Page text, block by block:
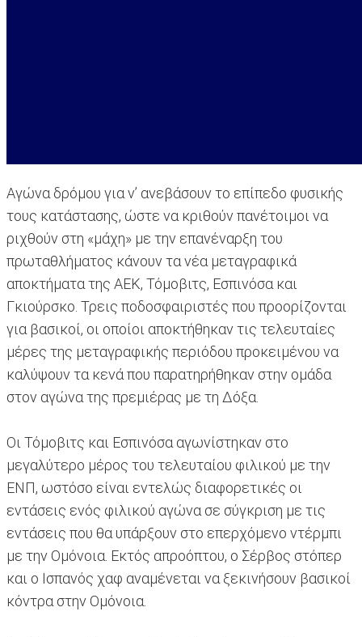
Αγώνα δρόμου για ν’ ανεβάσουν το επίπεδο φυσικής
τους κατάστασης, ώστε να κριθούν πανέτοιμοι να
ριχθούν στη «μάχη» με την επανέναρξη του
πρωταθλήματος κάνουν τα νέα μεταγραφικά
αποκτήματα της ΑΕΚ, Τόμοβιτς, Εσπινόσα και
Γκιούρσκο. Τρεις ποδοσφαιριστές που προορίζονται
για βασικοί, οι οποίοι αποκτήθηκαν τις τελευταίες
μέρες της μεταγραφικής περιόδου προκειμένου να
καλύψουν τα κενά που παρατηρήθηκαν στην ομάδα
στον αγώνα της πρεμιέρας με τη Δόξα.
Οι Τόμοβιτς και Εσπινόσα αγωνίστηκαν στο
μεγαλύτερο μέρος του τελευταίου φιλικού με την
ΕΝΠ, ωστόσο είναι εντελώς διαφορετικές οι
εντάσεις ενός φιλικού αγώνα σε σύγκριση με τις
εντάσεις που θα υπάρξουν στο επερχόμενο ντέρμπι
με την Ομόνοια. Εκτός απροόπτου, ο Σέρβος στόπερ
και ο Ισπανός χαφ αναμένεται να ξεκινήσουν βασικοί
κόντρα στην Ομόνοια.